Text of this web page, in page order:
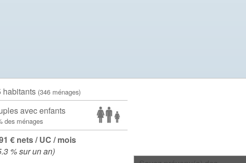
habitants (346 ménages)
avec enfants
des ménages
€ nets / UC / mois
% sur un an)